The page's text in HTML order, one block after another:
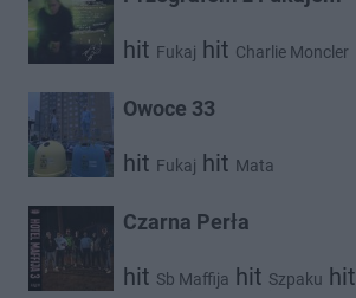
hit Fukaj hit Charlie Moncler
Owoce 33
hit Fukaj hit Mata
Czarna Perła
hit Sb Maffija hit Szpaku hit